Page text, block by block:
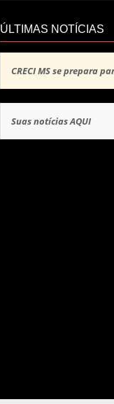
ÚLTIMAS NOTÍCIAS
CRECI MS se prepara
Suas notícias AQUI